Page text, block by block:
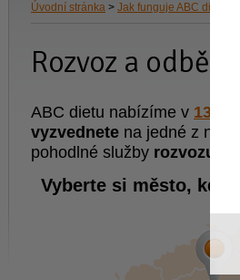
Úvodní stránka > Jak funguje ABC dieta
Rozvoz a
ABC dietu nabízíme v 13
vyzvednete na jedné z
pohodlné služby rozvozu
Vyberte si město, kde